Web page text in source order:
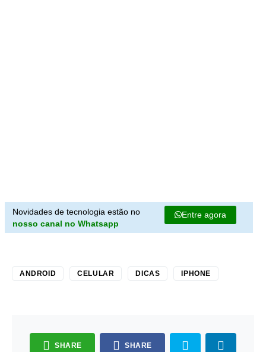
Novidades de tecnologia estão no
nosso canal no Whatsapp
Entre agora
ANDROID CELULAR DICAS IPHONE
SHARE SHARE